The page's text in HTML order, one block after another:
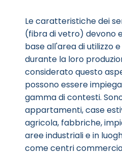
Le caratteristiche dei
(fibra di vetro) devono
base all'area di utilizzo
durante la loro
considerato questo
possono essere
gamma di contesti.
appartamenti, case
agricola, fabbriche,
aree industriali e in
come centri